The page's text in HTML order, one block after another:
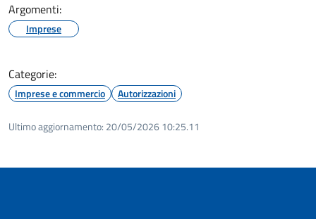
Argomenti:
Imprese
Categorie:
Imprese e commercio Autorizzazioni
Ultimo aggiornamento: 20/05/2026 10:25.11